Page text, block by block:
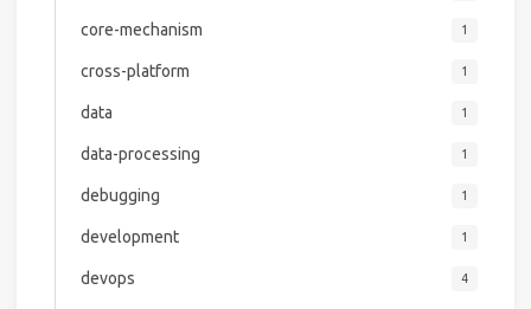
core-mechanism 1
cross-platform 1
data 1
data-processing 1
debugging 1
development 1
devops 4